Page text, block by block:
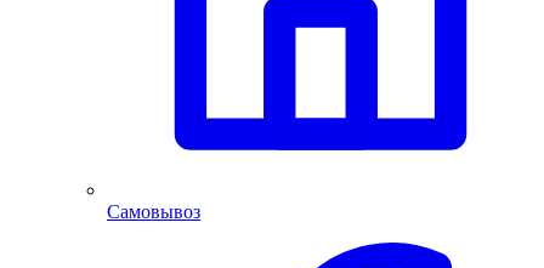
Самовывоз